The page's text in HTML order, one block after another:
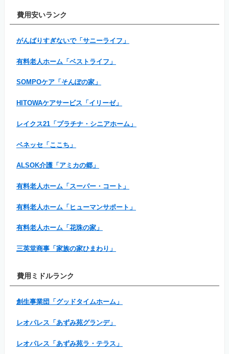
費用安いランク
がんばりすぎないで「サニーライフ」
有料老人ホーム「ベストライフ」
SOMPOケア「そんぽの家」
HITOWAケアサービス「イリーゼ」
レイクス21「プラチナ・シニアホーム」
ベネッセ「ここち」
ALSOK介護「アミカの郷」
有料老人ホーム「スーパー・コート」
有料老人ホーム「ヒューマンサポート」
有料老人ホーム「花珠の家」
三英堂商事「家族の家ひまわり」
費用ミドルランク
創生事業団「グッドタイムホーム」
レオパレス「あずみ苑グランデ」
レオパレス「あずみ苑ラ・テラス」